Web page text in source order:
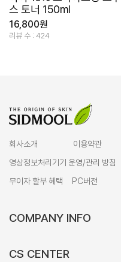
스 토너 150ml
16,800원
리뷰 수 : 424
회사소개 이용약관
영상정보처리기기 운영/관리 방침
무이자 할부 혜택
PC버전
COMPANY INFO
CS CENTER